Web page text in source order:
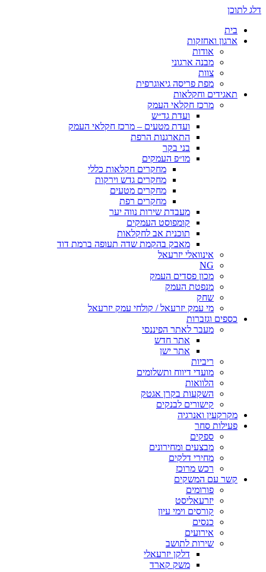
דלג לתוכן
בית
ארגון ואחזקות
אודות
מבנה ארגוני
צוות
מפת פריסה גיאוגרפית
תאגידים וחקלאות
מרכז חקלאי העמק
ועדת גד״ש
ועדת מטעים – מרכז חקלאי העמק
התארגנות הרפת
בני בקר
מו״פ העמקים
מחקרים חקלאות כללי
מחקרים גדש וירקות
מחקרים מטעים
מחקרים רפת
מעבדת שירות נווה יער
קומפוסט העמקים
תוכנית אב לחקלאות
מאבק בהקמת שדה תעופה ברמת דוד
אינוואלי יזרעאל
NG
מכון פסדים העמק
מנפטת העמק
שחק
מי עמק יזרעאל / קולחי עמק יזרעאל
כספים וגזברות
מעבר לאתר הפיננסי
אתר חדש
אתר ישן
ריביות
מועדי דיווח ותשלומים
הלוואות
השקעות בקרן אגטק
קישורים לבנקים
מקרקעין ואנרגיה
פעילות סחר
ספקים
מבצעים ומחירונים
מחירי דלקים
רכש מרוכז
קשר עם המשקים
פורומים
יזרעאליסט
קורסים וימי עיון
כנסים
אירועים
שירות לתושב
דלקן יזרעאלי
משק קארד